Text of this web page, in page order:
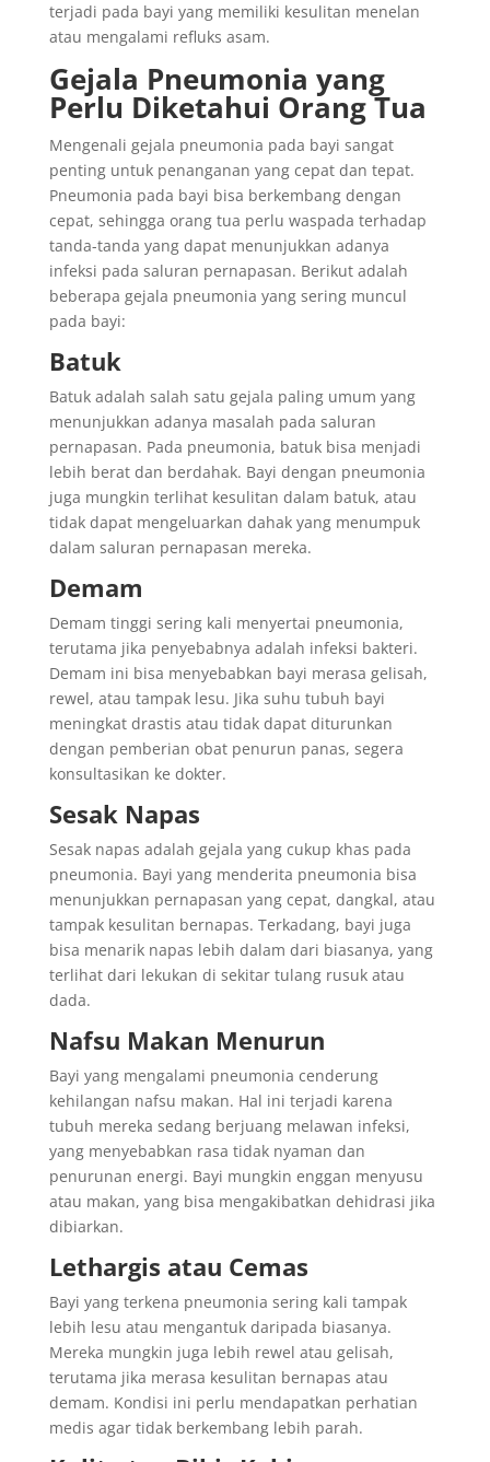
terjadi pada bayi yang memiliki kesulitan menelan
atau mengalami refluks asam.
Gejala Pneumonia yang
Perlu Diketahui Orang Tua
Mengenali gejala pneumonia pada bayi sangat
penting untuk penanganan yang cepat dan tepat.
Pneumonia pada bayi bisa berkembang dengan
cepat, sehingga orang tua perlu waspada terhadap
tanda-tanda yang dapat menunjukkan adanya
infeksi pada saluran pernapasan. Berikut adalah
beberapa gejala pneumonia yang sering muncul
pada bayi:
Batuk
Batuk adalah salah satu gejala paling umum yang
menunjukkan adanya masalah pada saluran
pernapasan. Pada pneumonia, batuk bisa menjadi
lebih berat dan berdahak. Bayi dengan pneumonia
juga mungkin terlihat kesulitan dalam batuk, atau
tidak dapat mengeluarkan dahak yang menumpuk
dalam saluran pernapasan mereka.
Demam
Demam tinggi sering kali menyertai pneumonia,
terutama jika penyebabnya adalah infeksi bakteri.
Demam ini bisa menyebabkan bayi merasa gelisah,
rewel, atau tampak lesu. Jika suhu tubuh bayi
meningkat drastis atau tidak dapat diturunkan
dengan pemberian obat penurun panas, segera
konsultasikan ke dokter.
Sesak Napas
Sesak napas adalah gejala yang cukup khas pada
pneumonia. Bayi yang menderita pneumonia bisa
menunjukkan pernapasan yang cepat, dangkal, atau
tampak kesulitan bernapas. Terkadang, bayi juga
bisa menarik napas lebih dalam dari biasanya, yang
terlihat dari lekukan di sekitar tulang rusuk atau
dada.
Nafsu Makan Menurun
Bayi yang mengalami pneumonia cenderung
kehilangan nafsu makan. Hal ini terjadi karena
tubuh mereka sedang berjuang melawan infeksi,
yang menyebabkan rasa tidak nyaman dan
penurunan energi. Bayi mungkin enggan menyusu
atau makan, yang bisa mengakibatkan dehidrasi jika
dibiarkan.
Lethargis atau Cemas
Bayi yang terkena pneumonia sering kali tampak
lebih lesu atau mengantuk daripada biasanya.
Mereka mungkin juga lebih rewel atau gelisah,
terutama jika merasa kesulitan bernapas atau
demam. Kondisi ini perlu mendapatkan perhatian
medis agar tidak berkembang lebih parah.